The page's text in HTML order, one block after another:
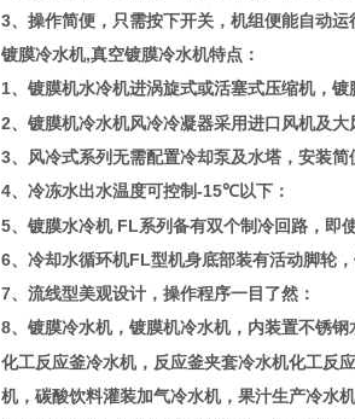
3、操作简便，只需按下开关，机组便能自动运
镀膜冷水机,真空镀膜冷水机特点：
1、镀膜机水冷机进涡旋式或活塞式压缩机，
2、镀膜机冷水机风冷冷凝器采用进口风机及大
3、风冷式系列无需配置冷却泵及水塔，安装
4、冷冻水出水温度可控制-15℃ 以下：
5、镀膜水冷机 FL系列备有双个制冷回路，即
6、冷却水循环机FL型机身底部装有活动脚轮，
7、流线型美观设计，操作程序一目了然：
8、镀膜冷水机，镀膜机冷水机，内装置不锈钢
化工反应釜冷水机，反应釜夹套冷水机化工反
机，碳酸饮料灌装加气冷水机，果汁生产冷水